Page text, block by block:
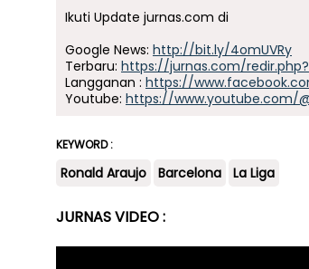
Ikuti Update jurnas.com di
Google News: http://bit.ly/4omUVRy
Terbaru: https://jurnas.com/
Langganan : https://
Youtube: https://www.youtube.com/
KEYWORD :
Ronald Araujo Barcelona La Liga
JURNAS VIDEO :